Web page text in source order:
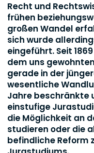
Recht und
frühen
großen Wandel
sich wurde
eingeführt. Seit
dem uns
gerade in der
wesentliche
Jahre beschränkte
einstufige
die Möglichkeit an
studieren oder die
befindliche Reform